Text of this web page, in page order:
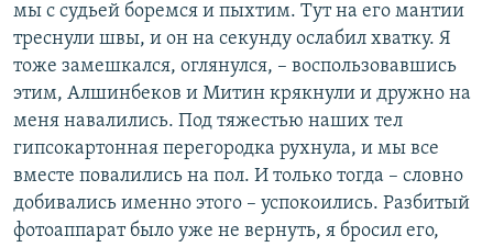
мы с судьей боремся и пыхтим. Тут на его мантии
треснули швы, и он на секунду ослабил хватку. Я
тоже замешкался, оглянулся, – воспользовавшись
этим, Алшинбеков и Митин крякнули и дружно на
меня навалились. Под тяжестью наших тел
гипсокартонная перегородка рухнула, и мы все
вместе повалились на пол. И только тогда – словно
добивались именно этого – успокоились. Разбитый
фотоаппарат было уже не вернуть, я бросил его,